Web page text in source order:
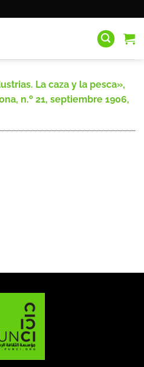
La caza y la pesca»,
n.º 21, septiembre 1906,